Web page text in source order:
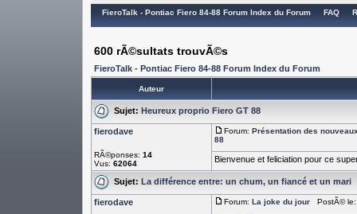
FieroTalk - Pontiac Fiero 84-88 Forum Index du Forum FAQ
600 rÃ©sultats trouvÃ©s
FieroTalk - Pontiac Fiero 84-88 Forum Index du Forum
Auteur
Sujet: Heureux proprio Fiero GT 88
fierodave
RÃ©ponses: 14
Vus: 62064
Forum: Présentation des
88
Bienvenue et feliciation pour ce
Sujet: La différence entre: un chum, un fiancé et un mari
fierodave Forum: La joke du jourPostÃ© le: